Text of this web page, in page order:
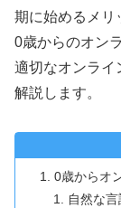
期に始めるメリ
0歳からのオン
適切なオンライ
解説します。
0歳からオ
自然な